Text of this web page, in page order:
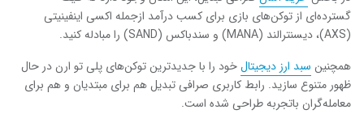
گسترده‌ای از توکن‌های بازی برای کسب درآمد ازجمله اکسی اینفینیتی
(AXS)، دیسنترالند (MANA) و سندباکس (SAND) را مبادله کنید.
همچنین سبد ارز دیجیتالخود را با جدیدترین توکن‌های پلی تو ارن در حال
ظهور متنوع سازید. رابط کاربری صرافی تبدیل هم برای مبتدیان و هم برای
معامله‌گران باتجربه طراحی شده است.